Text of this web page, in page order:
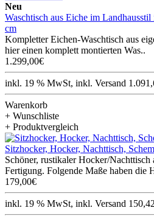
Neu
Waschtisch aus Eiche im
cm
Kompletter Eichen-Waschtisch aus
hier einen komplett montierten Was..
1.299,00€
inkl. 19 % MwSt, inkl. Versand
Warenkorb
+ Wunschliste
+ Produktvergleich
Sitzhocker, Hocker, Nachttisch,
Schöner, rustikaler Hocker/Nachttisch
Fertigung. Folgende Maße haben die
179,00€
inkl. 19 % MwSt, inkl. Versand